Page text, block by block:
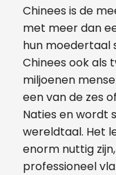
Chinees is de
met meer dan
hun moedertaal
Chinees ook als
miljoenen
een van de zes
Naties en wordt
wereldtaal. Het
enorm nuttig
professioneel